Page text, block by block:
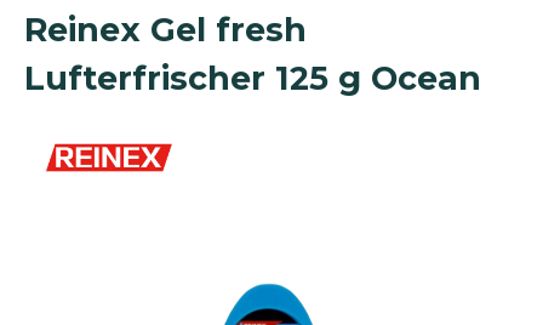
Reinex Gel fresh
Lufterfrischer 125 g Ocean